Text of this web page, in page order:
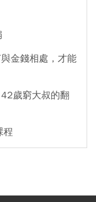
金錢相處，才能
歲窮大叔的翻
程